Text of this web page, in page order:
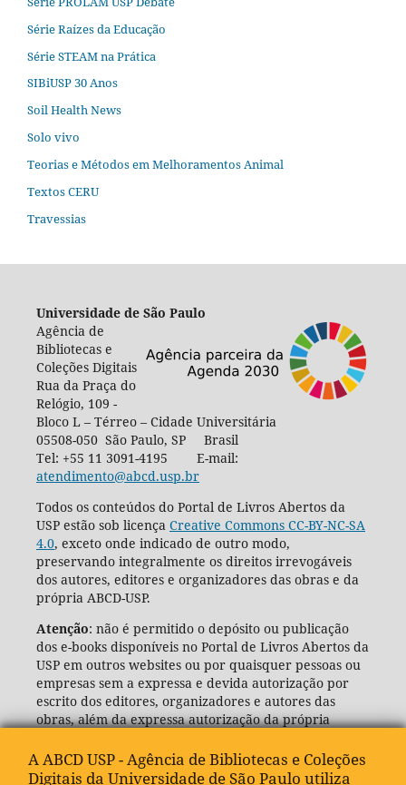
Série Raízes da Educação
Série STEAM na Prática
SIBiUSP 30 Anos
Soil Health News
Solo vivo
Teorias e Métodos em Melhoramentos Animal
Textos CERU
Travessias
Universidade de São Paulo
Agência de
Bibliotecas e
Coleções Digitais
Rua da Praça do
Relógio, 109 -
Bloco L – Térreo – Cidade Universitária
05508-050 São Paulo, SP Brasil
Tel: +55 11 3091-4195 E-mail:
atendimento@abcd.usp.br
Todos os conteúdos do Portal de Livros Abertos da
USP estão sob licença Creative Commons CC-BY-NC-SA
4.0, exceto onde indicado de outro modo,
preservando integralmente os direitos irrevogáveis
dos autores, editores e organizadores das obras e da
própria ABCD-USP.
Atenção: não é permitido o depósito ou publicação
dos e-books disponíveis no Portal de Livros Abertos da
USP em outros websites ou por quaisquer pessoas ou
empresas sem a expressa e devida autorização por
escrito dos editores, organizadores e autores das
obras, além da expressa autorização da própria
(ABCD-USP).
A ABCD USP - Agência de Bibliotecas e Coleções
Digitais da Universidade de São Paulo utiliza